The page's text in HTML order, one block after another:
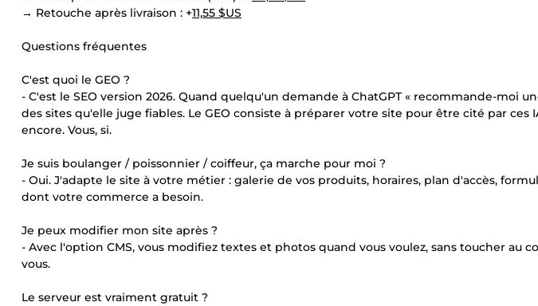
→ Retouche après livraison : +11,55 $US
Questions fréquentes
C'est quoi le GEO ?
- C'est le SEO version 2026. Quand quelqu'un demande à ChatGPT « recommande-moi
des sites qu'elle juge fiables. Le GEO consiste à préparer votre site pour être cité par ces
encore. Vous, si.
Je suis boulanger / poissonnier / coiffeur, ça marche pour moi ?
- Oui. J'adapte le site à votre métier : galerie de vos produits, horaires, plan d'accès,
dont votre commerce a besoin.
Je peux modifier mon site après ?
- Avec l'option CMS, vous modifiez textes et photos quand vous voulez, sans toucher au
vous.
Le serveur est vraiment gratuit ?